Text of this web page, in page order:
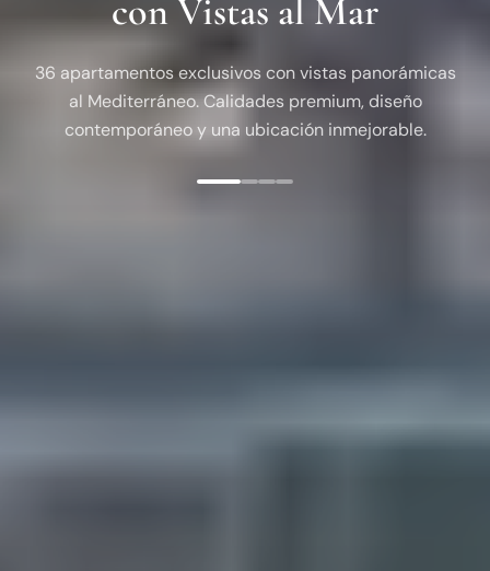
con Vistas al Mar
36 apartamentos exclusivos con vistas panorámicas
al Mediterráneo. Calidades premium, diseño
contemporáneo y una ubicación inmejorable.